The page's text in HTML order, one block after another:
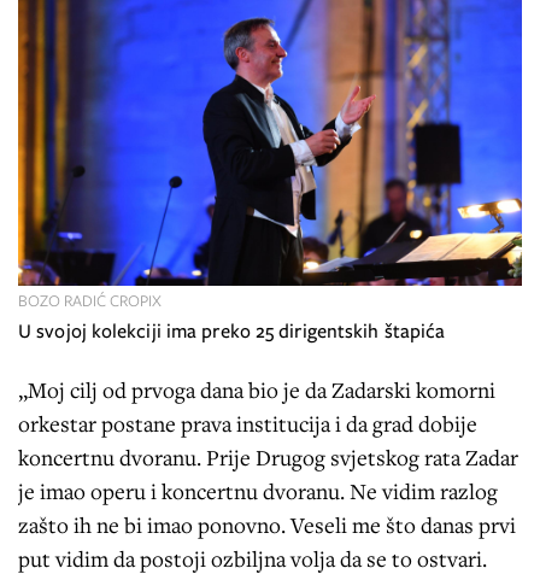
U svojoj kolekciji ima preko 25 dirigentskih štapića
BOZO RADIĆ CROPIX
„Moj cilj od prvoga dana bio je da Zadarski komorni
orkestar postane prava institucija i da grad dobije
koncertnu dvoranu. Prije Drugog svjetskog rata Zadar
je imao operu i koncertnu dvoranu. Ne vidim razlog
zašto ih ne bi imao ponovno. Veseli me što danas prvi
put vidim da postoji ozbiljna volja da se to ostvari.